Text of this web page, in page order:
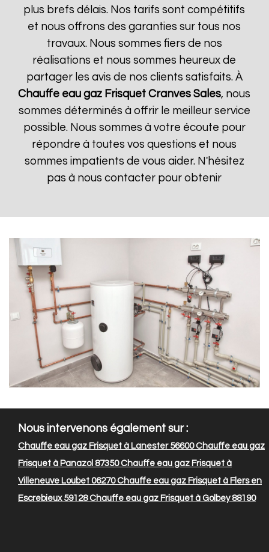
plus brefs délais. Nos tarifs sont compétitifs
et nous offrons des garanties sur tous nos
travaux. Nous sommes fiers de nos
réalisations et nous sommes heureux de
partager les avis de nos clients satisfaits. À
Chauffe eau gaz Frisquet Cranves Sales, nous
sommes déterminés à offrir le meilleur service
possible. Nous sommes à votre écoute pour
répondre à toutes vos questions et nous
sommes impatients de vous aider. N'hésitez
pas à nous contacter pour obtenir
Nous intervenons également sur :
Chauffe eau gaz Frisquet à Lanester 56600Chauffe eau gaz
Frisquet à Panazol 87350Chauffe eau gaz Frisquet à
Villeneuve Loubet 06270Chauffe eau gaz Frisquet à Flers en
Escrebieux 59128Chauffe eau gaz Frisquet à Golbey 88190